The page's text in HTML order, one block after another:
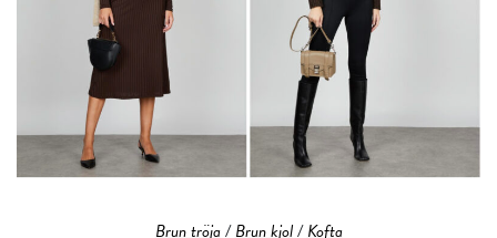
Brun tröja/Brun kjol/Kofta